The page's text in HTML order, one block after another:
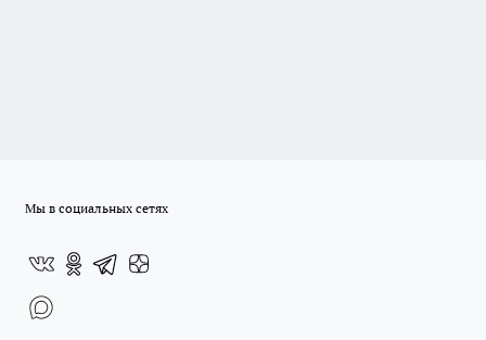
Мы в социальных сетях